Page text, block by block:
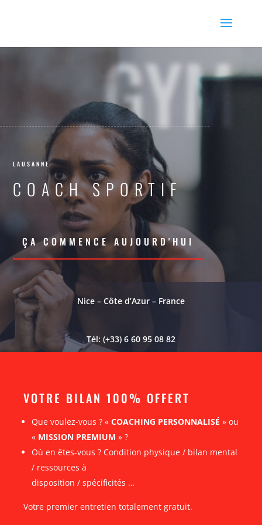
GYM
LAUSANNE
COACH SPORTIF
ÇA COMMENCE AUJOURD'HUI
Nice – Côte d’Azur – France
Tél: (+33) 6 60 95 08 82
VOTRE BILAN 100% OFFERT
Que voulez-vous ? « COACHING PERSONNALISÉ » ou
« MISSION PREMIUM » ?
Où en êtes-vous ? Condition physique / bilan mental
/ ressources à
disposition / spécificités …
Votre premier entretien totalement gratuit.